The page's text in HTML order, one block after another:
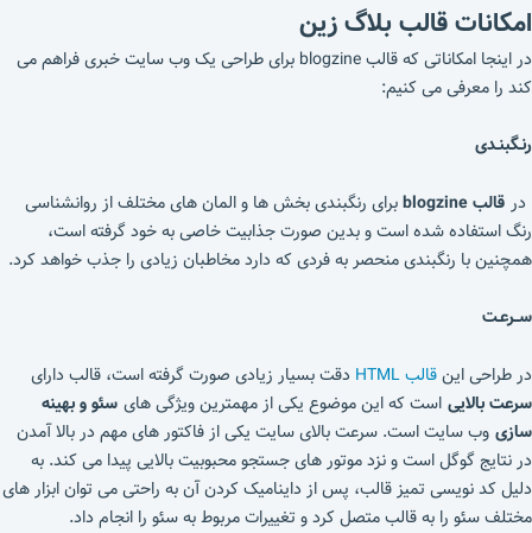
امکانات قالب بلاگ زین
در اینجا امکاناتی که قالب blogzine برای طراحی یک وب سایت خبری فراهم می
کند را معرفی می کنیم:
رنـگبنـدی
در قالب blogzine
برای رنگبندی بخش ها و المان های مختلف از روانشناسی
رنگ استفاده شده است و بدین صورت جذابیت خاصی به خود گرفته است،
همچنین با رنگبندی منحصر به فردی که دارد مخاطبان زیادی را جذب خواهد کرد.
ســرعـت
در طراحی اینقالب HTML
دقت بسیار زیادی صورت گرفته است، قالب دارای
سرعت بالایی است که این موضوع یکی از مهمترین ویژگی های سئو و بهینه
سازی وب سایت است. سرعت بالای سایت یکی از فاکتور های مهم در بالا آمدن
در نتایج گوگل است و نزد موتور های جستجو محبوبیت بالایی پیدا می کند. به
دلیل کد نویسی تمیز قالب، پس از داینامیک کردن آن به راحتی می توان ابزار های
مختلف سئو را به قالب متصل کرد و تغییرات مربوط به سئو را انجام داد.